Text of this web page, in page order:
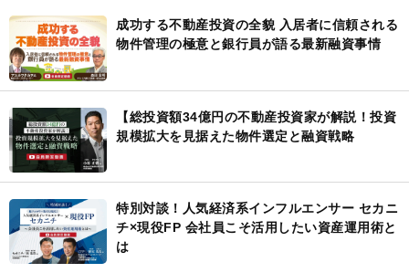
成功する不動産投資の全貌 入居者に信頼される
物件管理の極意と銀行員が語る最新融資事情
【総投資額34億円の不動産投資家が解説！投資
規模拡大を見据えた物件選定と融資戦略
特別対談！人気経済系インフルエンサー セカニ
チ×現役FP 会社員こそ活用したい資産運用術と
は